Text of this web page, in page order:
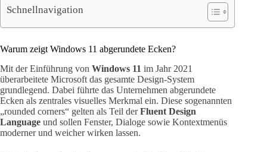
Schnellnavigation
Warum zeigt Windows 11 abgerundete Ecken?
Mit der Einführung von Windows 11 im Jahr 2021
überarbeitete Microsoft das gesamte Design-System
grundlegend. Dabei führte das Unternehmen abgerundete
Ecken als zentrales visuelles Merkmal ein. Diese sogenannten
„rounded corners“ gelten als Teil derFluent Design
Language und sollen Fenster, Dialoge sowie Kontextmenüs
moderner und weicher wirken lassen.